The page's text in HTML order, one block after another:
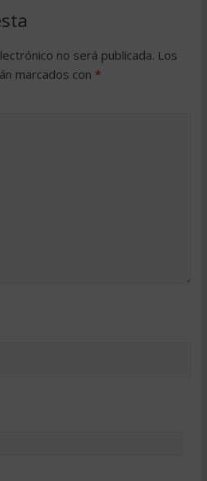
no será publicada. Los
marcados con *